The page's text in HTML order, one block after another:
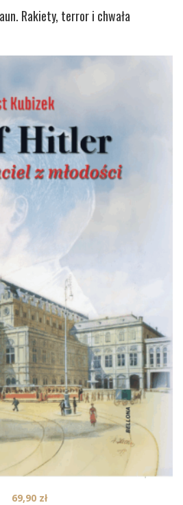
Rakiety, terror i chwała
69,90 zł